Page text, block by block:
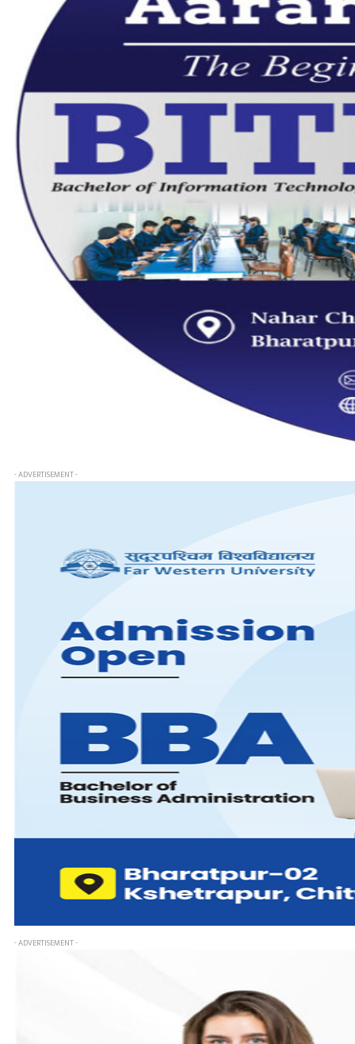
- ADVERTISEMENT -
- ADVERTISEMENT -